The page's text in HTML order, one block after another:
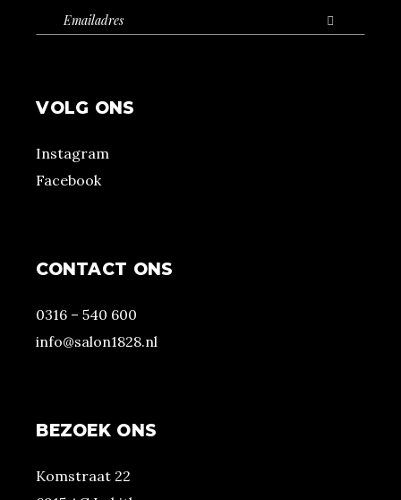
VOLG ONS
Instagram
Facebook
CONTACT ONS
0316 – 540 600
info@salon1828.nl
BEZOEK ONS
Komstraat 22